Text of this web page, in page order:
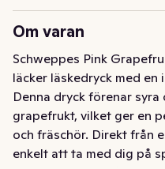
Om varan
Schweppes Pink
läcker läskedryck med en
Denna dryck förenar syra
grapefrukt, vilket ger en
och fräschör. Direkt från
enkelt att ta med dig på